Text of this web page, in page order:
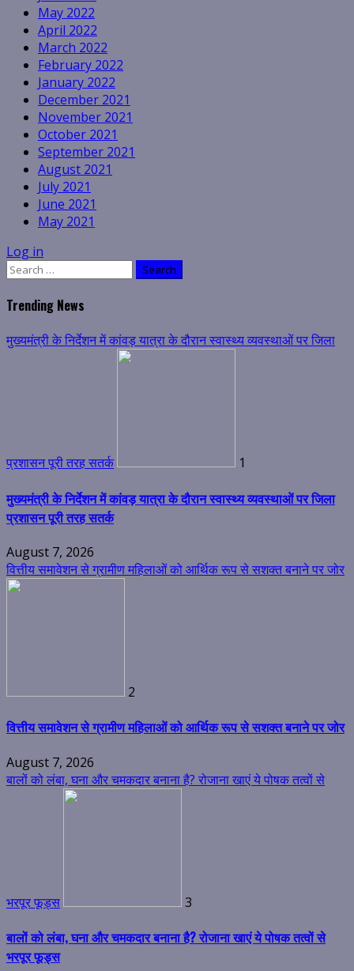
May 2022
April 2022
March 2022
February 2022
January 2022
December 2021
November 2021
October 2021
September 2021
August 2021
July 2021
June 2021
May 2021
Log in
Search
Trending News
मुख्यमंत्री के निर्देशन में कांवड़ यात्रा के दौरान स्वास्थ्य व्यवस्थाओं पर जिला
प्रशासन पूरी तरह सतर्क 1
मुख्यमंत्री के निर्देशन में कांवड़ यात्रा के दौरान स्वास्थ्य व्यवस्थाओं पर जिला
प्रशासन पूरी तरह सतर्क
August 7, 2026
वित्तीय समावेशन से ग्रामीण महिलाओं को आर्थिक रूप से सशक्त बनाने पर जोर
2
वित्तीय समावेशन से ग्रामीण महिलाओं को आर्थिक रूप से सशक्त बनाने पर जोर
August 7, 2026
बालों को लंबा, घना और चमकदार बनाना है? रोजाना खाएं ये पोषक तत्वों से
भरपूर फूड्स 3
बालों को लंबा, घना और चमकदार बनाना है? रोजाना खाएं ये पोषक तत्वों से
भरपूर फूड्स